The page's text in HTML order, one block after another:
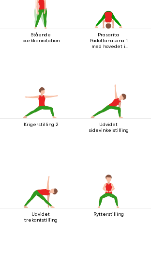
Stående
bækkenrotation
Prasarita
Padottanasana 1
med hovedet i
Krigerstilling 2
Udvidet
sidevinkelstilling
Udvidet
trekantstilling
Rytterstilling